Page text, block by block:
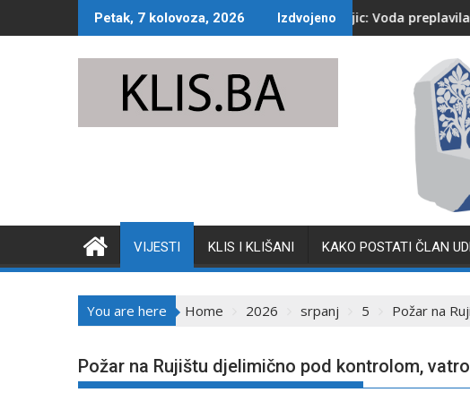
to
Petak, 7 kolovoza, 2026 Izdvojeno
Jako nevrijeme pogodilo Konjic: Voda preplavila ulice, U
VIJESTI KLIS I KLIŠANI KAKO POSTATI ČLAN
You are here Home 2026 srpanj 5 Požar na
Požar na Rujištu djelimično pod kontrolom,